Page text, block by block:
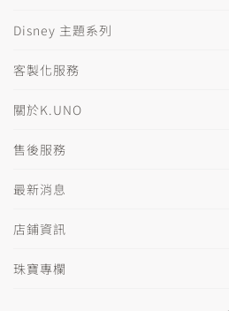
Disney 主題系列
客製化服務
關於K.UNO
售後服務
最新消息
店鋪資訊
珠寶專欄